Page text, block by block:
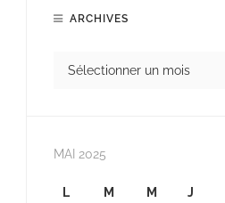
ARCHIVES
MAI 2025
L M M J